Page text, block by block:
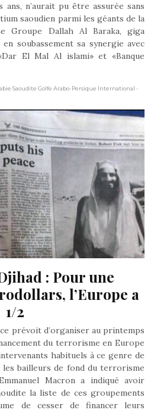
n’aurait pu être assurée sans
saoudien parmi les géants de la
Groupe Dallah Al Baraka, giga
soubassement sa synergie avec
El Mal Al islami» et «Banque
Saoudite Golfe Arabo-Persique International -
: Pour une
l’Europe a
1/2
prévoit d’organiser au printemps
du terrorisme en Europe
habituels à ce genre de
bailleurs de fond du terrorisme
Macron a indiqué avoir
la liste de ces groupements
de cesser de financer leurs